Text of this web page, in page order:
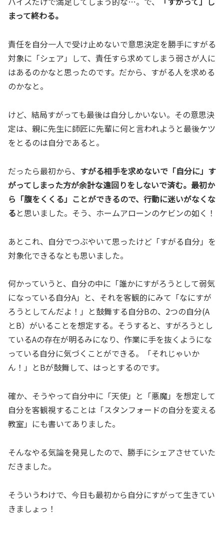
まって終わる。
責任を自分一人で受け止めないで意思決定を勝手にすがる
対象に「シェア」して、責任すら求めてしまう弱さが人に
はあるのかなと思ったのです。だから、すがる人を求める
のかなと。
けど、結局すがっても最後は自分しかいない。その意思決
定は、親に先生に師匠に先輩に何と言われようと最後ケツ
をとるのは自分であると。
だったら最初から、 すがる相手を求めないで「自分に」す
がってしまった方が余計な遠回りをしないで済む。最初か
ら「腹をくくる」ことができるので、行動に迷いがなくな
ると思いました。そう、ホームアローンのケビンの如く！
あとこれ、自分でつぶやいて思ったけど「すがる自分」を
対象化できるなとも思いました。
何かっていうと、自分の中に「誰かにすがろうとして弱気
になっている自分A」と、それを客観的にみて「なにすが
ろうとしてんだよ！」と鼓舞する自分Bの、2つの自分(A
とB）がいることを想定する。そうすると、すがろうとし
ているAの存在が明るみになり、作業に手を抜くようにな
っている自分に気づくことができる。「それじゃいか
ん！」とBが鼓舞して、はっとするのです。
確か、そうやって自分中に「天使」と「悪魔」を想定して
自分を客観視することは「スタンフォードの自分を変える
教室」にも書いてありました。
そんなやる気論を発見したので、勝手にシェアさせていた
だきました。
そういうわけで、今日も最初から自分にすがって生きてい
きましょっ！